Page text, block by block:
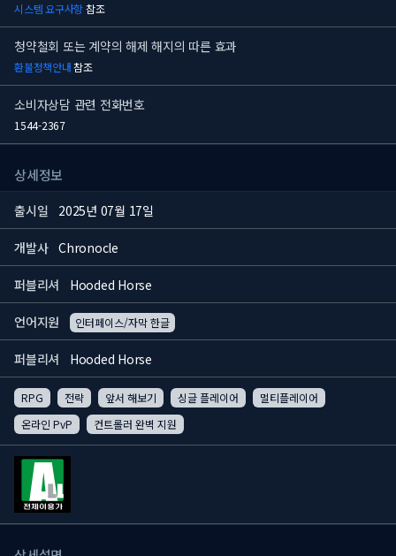
시스템 요구사항참조
청약철회 또는 계약의 해제 해지의 따른 효과
환불정책안내참조
소비자상담 관련 전화번호
1544-2367
상세정보
출시일 2025년 07월 17일
개발사 Chronocle
퍼블리셔 Hooded Horse
언어지원 인터페이스/자막 한글
퍼블리셔 Hooded Horse
RPG 전략 앞서 해보기 싱글 플레이어
멀티플레이어
온라인 PvP
컨트롤러 완벽 지원